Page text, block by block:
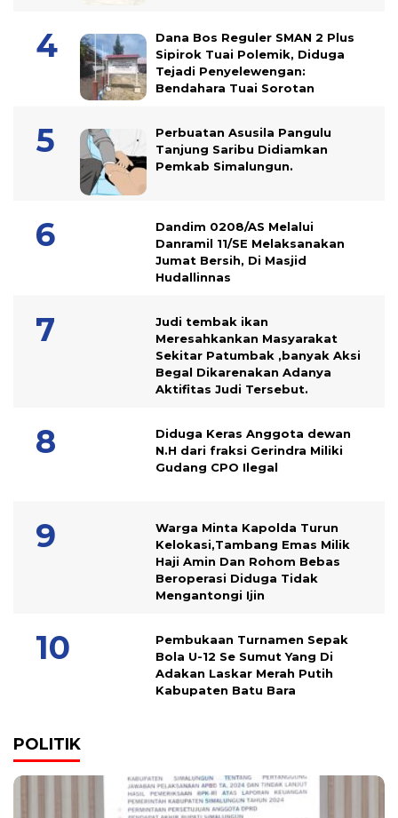
Dana Bos Reguler SMAN 2 Plus
Sipirok Tuai Polemik, Diduga
Tejadi Penyelewengan:
Bendahara Tuai Sorotan
Perbuatan Asusila Pangulu
Tanjung Saribu Didiamkan
Pemkab Simalungun.
Dandim 0208/AS Melalui
Danramil 11/SE Melaksanakan
Jumat Bersih, Di Masjid
Hudallinnas
Judi tembak ikan
Meresahkankan Masyarakat
Sekitar Patumbak ,banyak Aksi
Begal Dikarenakan Adanya
Aktifitas Judi Tersebut.
Diduga Keras Anggota dewan
N.H dari fraksi Gerindra Miliki
Gudang CPO Ilegal
Warga Minta Kapolda Turun
Kelokasi,Tambang Emas Milik
Haji Amin Dan Rohom Bebas
Beroperasi Diduga Tidak
Mengantongi Ijin
Pembukaan Turnamen Sepak
Bola U-12 Se Sumut Yang Di
Adakan Laskar Merah Putih
Kabupaten Batu Bara
POLITIK